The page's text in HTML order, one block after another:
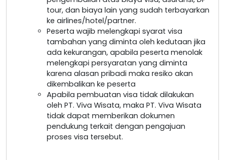
tour, dan biaya lain yang sudah terbayarkan
ke airlines/hotel/partner.
Peserta wajib melengkapi syarat visa
tambahan yang diminta oleh kedutaan jika
ada kekurangan, apabila peserta menolak
melengkapi persyaratan yang diminta
karena alasan pribadi maka resiko akan
dikembalikan ke peserta
Apabila pembuatan visa tidak dilakukan
oleh PT. Viva Wisata, maka PT. Viva Wisata
tidak dapat memberikan dokumen
pendukung terkait dengan pengajuan
proses visa tersebut.